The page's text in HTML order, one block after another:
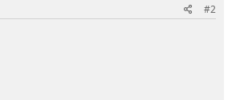
#2